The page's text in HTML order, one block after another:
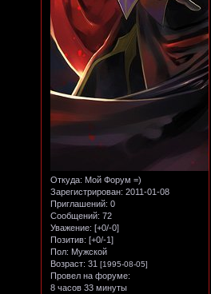
Откуда: Мой Форум =)
Зарегистрирован: 2011-01-08
Приглашений: 0
Сообщений: 72
Уважение: [+0/-0]
Позитив: [+0/-1]
Пол: Мужской
Возраст: 31 [1995-08-05]
Провел на форуме:
8 часов 33 минуты